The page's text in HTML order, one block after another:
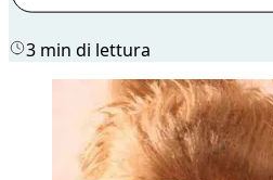
3 min di lettura